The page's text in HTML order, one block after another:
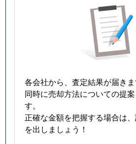
各会社から、査定結果が届きま
同時に売却方法についての提
す。
正確な金額を把握する場合は
を出しましょう！